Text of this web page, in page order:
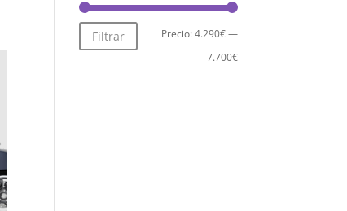
Precio
mínimo
Precio
máximo
Filtrar Precio:4.290€—
7.700€